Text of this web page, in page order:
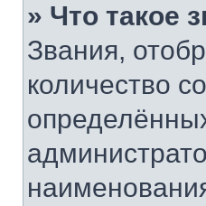
» Что такое
Звания,
количество